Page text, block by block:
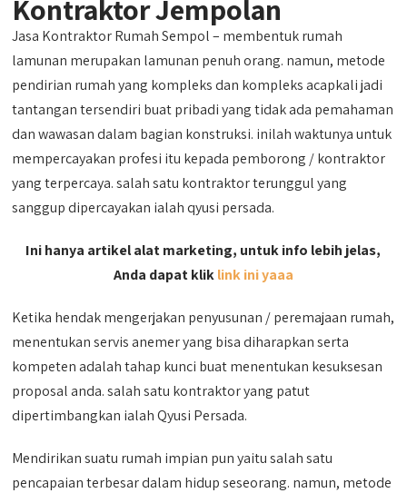
Kontraktor Jempolan
Jasa Kontraktor Rumah Sempol – membentuk rumah
lamunan merupakan lamunan penuh orang. namun, metode
pendirian rumah yang kompleks dan kompleks acapkali jadi
tantangan tersendiri buat pribadi yang tidak ada pemahaman
dan wawasan dalam bagian konstruksi. inilah waktunya untuk
mempercayakan profesi itu kepada pemborong / kontraktor
yang terpercaya. salah satu kontraktor terunggul yang
sanggup dipercayakan ialah qyusi persada.
Ini hanya artikel alat marketing, untuk info lebih jelas,
Anda dapat kliklink ini yaaa
Ketika hendak mengerjakan penyusunan / peremajaan rumah,
menentukan servis anemer yang bisa diharapkan serta
kompeten adalah tahap kunci buat menentukan kesuksesan
proposal anda. salah satu kontraktor yang patut
dipertimbangkan ialah Qyusi Persada.
Mendirikan suatu rumah impian pun yaitu salah satu
pencapaian terbesar dalam hidup seseorang. namun, metode